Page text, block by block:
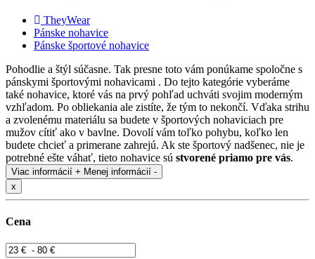
TheyWear
Pánske nohavice
Pánske športové nohavice
Pohodlie a štýl súčasne. Tak presne toto vám ponúkame spoločne s
pánskymi športovými nohavicami . Do tejto kategórie vyberáme
také nohavice, ktoré vás na prvý pohľad uchváti svojim moderným
vzhľadom. Po obliekania ale zistíte, že tým to nekončí. Vďaka strihu
a zvolenému materiálu sa budete v športových nohaviciach pre
mužov cítiť ako v bavlne. Dovolí vám toľko pohybu, koľko len
budete chcieť a primerane zahrejú. Ak ste športový nadšenec, nie je
potrebné ešte váhať, tieto nohavice sú stvorené priamo pre vás.
Viac informácií + Menej informácií -
x
Cena